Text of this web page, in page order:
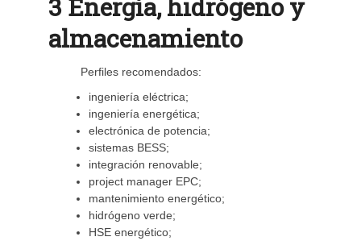
3 Energía, hidrógeno y
almacenamiento
Perfiles recomendados:
ingeniería eléctrica;
ingeniería energética;
electrónica de potencia;
sistemas BESS;
integración renovable;
project manager EPC;
mantenimiento energético;
hidrógeno verde;
HSE energético;